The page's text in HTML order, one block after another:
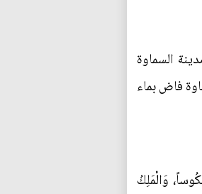
السماوة
فاض بماء
وَالْمَلِكُ